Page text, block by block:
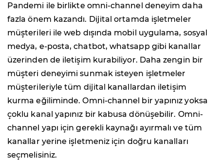
Pandemi ile birlikte omni-channel deneyim daha
fazla önem kazandı. Dijital ortamda işletmeler
müşterileri ile web dışında mobil uygulama, sosyal
medya, e-posta, chatbot, whatsapp gibi kanallar
üzerinden de iletişim kurabiliyor. Daha zengin bir
müşteri deneyimi sunmak isteyen işletmeler
müşterileriyle tüm dijital kanallardan iletişim
kurma eğiliminde. Omni-channel bir yapınız yoksa
çoklu kanal yapınız bir kabusa dönüşebilir. Omni-
channel yapı için gerekli kaynağı ayırmalı ve tüm
kanallar yerine işletmeniz için doğru kanalları
seçmelisiniz.